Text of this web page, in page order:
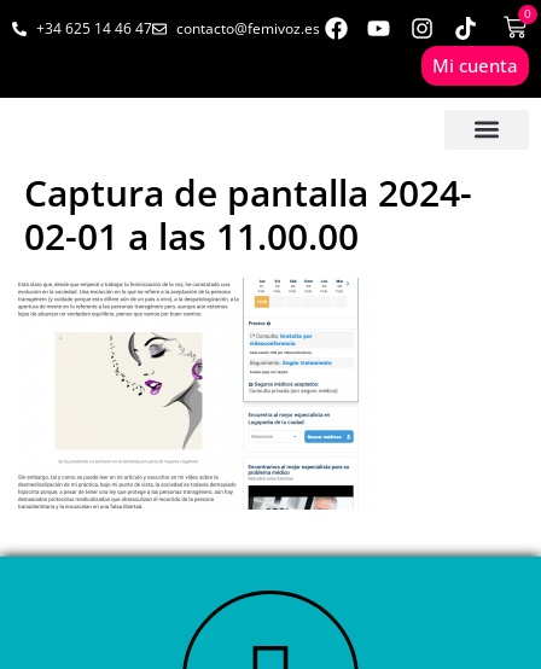
+34 625 14 46 47 contacto@femivoz.es
0
Mi cuenta
Captura de pantalla 2024-
02-01 a las 11.00.00